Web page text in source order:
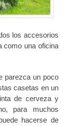
los accesorios
como una oficina
parezca un poco
casetas en un
de cerveza y
para muchos
hacerse de